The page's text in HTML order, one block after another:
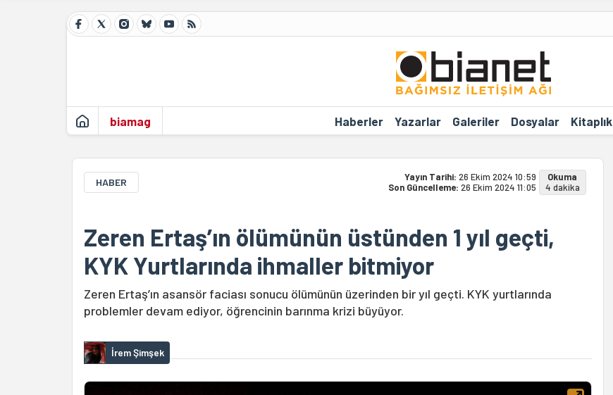
biamag Haberler Yazarlar Galeriler Dosyalar Kitaplık
HABER Yayın Tarihi: 26 Ekim 2024 10:59
Son Güncelleme: 26 Ekim 2024 11:05
Okuma
4 dakika
Zeren Ertaş’ın ölümünün üstünden 1 yıl geçti,
KYK Yurtlarında ihmaller bitmiyor
Zeren Ertaş’ın asansör faciası sonucu ölümünün üzerinden bir yıl geçti. KYK yurtlarında
problemler devam ediyor, öğrencinin barınma krizi büyüyor.
İrem Şimşek